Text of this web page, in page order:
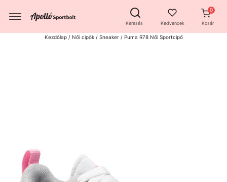
Keresés Kedvencek Kosár
Kezdőlap/ Női cipők/ Sneaker/ Puma R78 Női Sportcipő